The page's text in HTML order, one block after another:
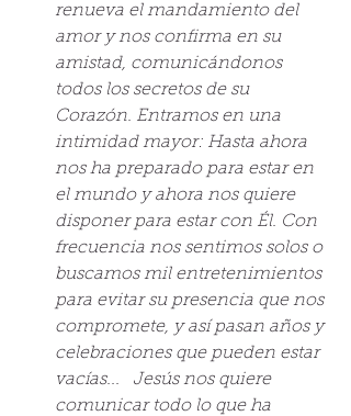
renueva el mandamiento del
amor y nos confirma en su
amistad, comunicándonos
todos los secretos de su
Corazón. Entramos en una
intimidad mayor: Hasta ahora
nos ha preparado para estar en
el mundo y ahora nos quiere
disponer para estar con Él. Con
frecuencia nos sentimos solos o
buscamos mil entretenimientos
para evitar su presencia que nos
compromete, y así pasan años y
celebraciones que pueden estar
vacías...   Jesús nos quiere
comunicar todo lo que ha